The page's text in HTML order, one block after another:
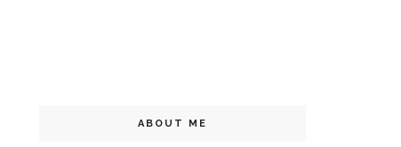
ABOUT ME